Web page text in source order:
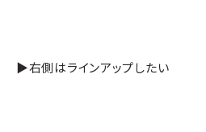
▶右側はラインアップしたい